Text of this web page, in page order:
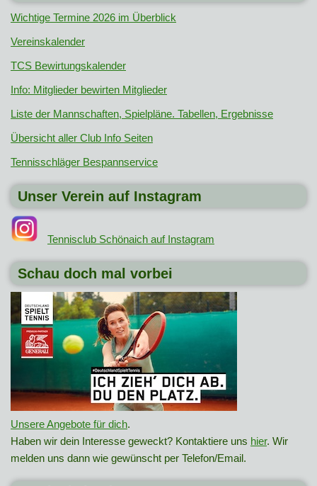
Wichtige Termine 2026 im Überblick
Vereinskalender
TCS Bewirtungskalender
Info: Mitglieder bewirten Mitglieder
Liste der Mannschaften, Spielpläne. Tabellen, Ergebnisse
Übersicht aller Club Info Seiten
Tennisschläger Bespannservice
Unser Verein auf Instagram
Tennisclub Schönaich auf Instagram
Schau doch mal vorbei
Unsere Angebote für dich.
Haben wir dein Interesse geweckt? Kontaktiere uns hier. Wir
melden uns dann wie gewünscht per Telefon/Email.